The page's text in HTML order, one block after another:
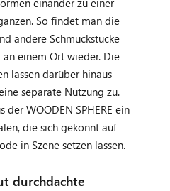
So findet man die
andere Schmuckstücke
einem Ort wieder. Die
lassen darüber hinaus
separate Nutzung zu.
der WOODEN SPHERE ein
die sich gekonnt auf
in Szene setzen lassen.
durchdachte